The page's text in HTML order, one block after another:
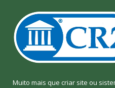
Muito mais que criar site ou